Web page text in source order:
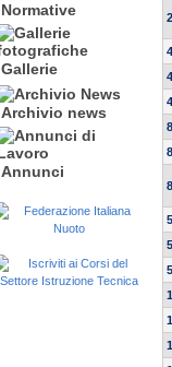
Normative
Gallerie
Archivio news
Annunci